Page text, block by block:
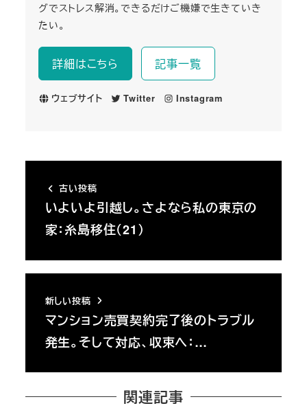
グでストレス解消。できるだけご機嫌で生きていき
たい。
詳細はこちら 記事一覧
ウェブサイト Twitter Instagram
古い投稿
いよいよ引越し。さよなら私の東京の
家：糸島移住（21）
新しい投稿
マンション売買契約完了後のトラブル
発生。そして対応、収束へ：…
関連記事